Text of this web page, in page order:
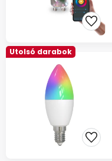
Utolsó darabok